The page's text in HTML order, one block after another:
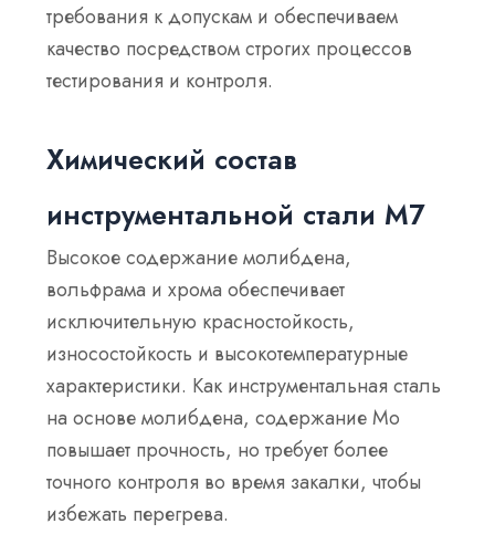
требования к допускам и обеспечиваем
качество посредством строгих процессов
тестирования и контроля.
Химический состав
инструментальной стали М7
Высокое содержание молибдена,
вольфрама и хрома обеспечивает
исключительную красностойкость,
износостойкость и высокотемпературные
характеристики. Как инструментальная сталь
на основе молибдена, содержание Mo
повышает прочность, но требует более
точного контроля во время закалки, чтобы
избежать перегрева.